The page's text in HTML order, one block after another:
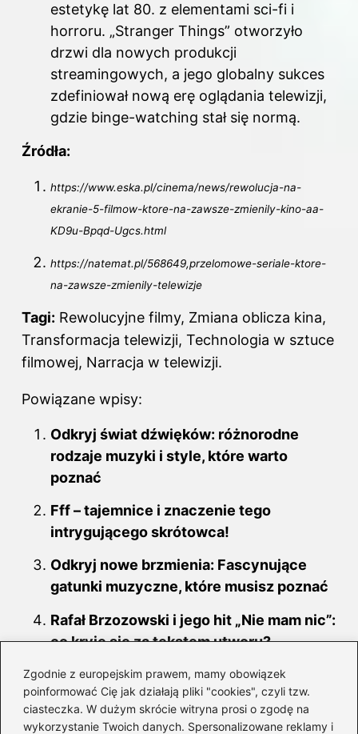
Zgodnie z europejskim prawem, mamy obowiązek
poinformować Cię jak działają pliki "cookies", czyli tzw.
ciasteczka. W dużym skrócie witryna prosi o zgodę na
wykorzystanie Twoich danych. Spersonalizowane reklamy i
estetykę lat 80. z elementami sci-fi i
horroru. „Stranger Things” otworzyło
drzwi dla nowych produkcji
streamingowych, a jego globalny sukces
zdefiniował nową erę oglądania telewizji,
gdzie binge-watching stał się normą.
Źródła:
https://www.eska.pl/cinema/news/rewolucja-na-
ekranie-5-filmow-ktore-na-zawsze-zmienily-kino-aa-
KD9u-Bpqd-Ugcs.html
https://natemat.pl/568649,przelomowe-seriale-ktore-
na-zawsze-zmienily-telewizje
Tagi: Rewolucyjne filmy, Zmiana oblicza kina,
Transformacja telewizji, Technologia w sztuce
filmowej, Narracja w telewizji.
Powiązane wpisy:
Odkryj świat dźwięków: różnorodne
rodzaje muzyki i style, które warto
poznać
Fff – tajemnice i znaczenie tego
intrygującego skrótowca!
Odkryj nowe brzmienia: Fascynujące
gatunki muzyczne, które musisz poznać
Rafał Brzozowski i jego hit „Nie mam nic”:
co kryje się za tekstem utworu?
Odkryj tajemnice kultowej piosenki
„Konik na Biegunach” – analityczny
przegląd jej przesłania